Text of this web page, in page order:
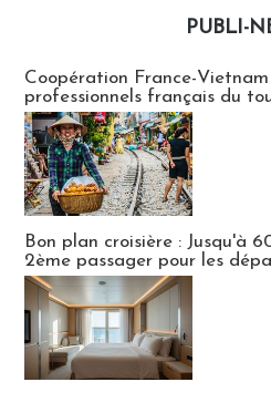
PUBLI-
Coopération France-
professionnels français du
Bon plan croisière : Jusqu'à
2ème passager pour les